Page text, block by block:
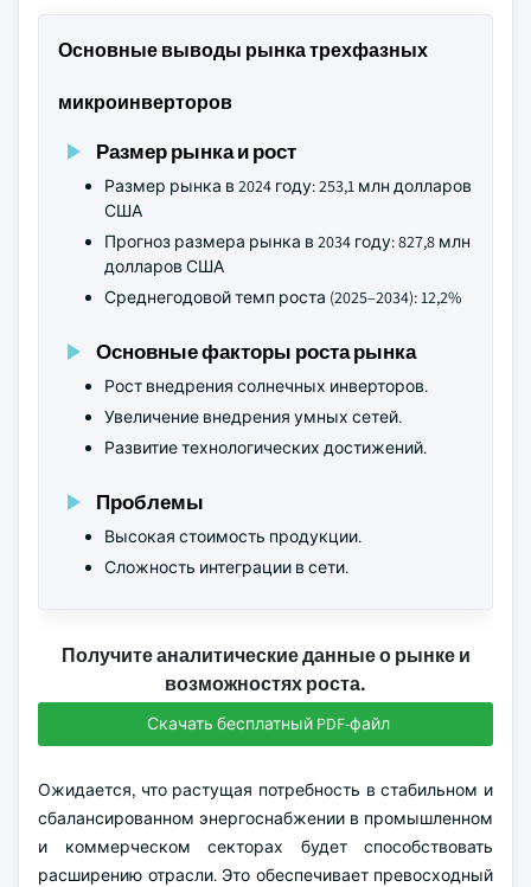
Основные выводы рынка трехфазных
микроинверторов
Размер рынка и рост
Размер рынка в 2024 году: 253,1 млн долларов
США
Прогноз размера рынка в 2034 году: 827,8 млн
долларов США
Среднегодовой темп роста (2025–2034): 12,2%
Основные факторы роста рынка
Рост внедрения солнечных инверторов.
Увеличение внедрения умных сетей.
Развитие технологических достижений.
Проблемы
Высокая стоимость продукции.
Сложность интеграции в сети.
Получите аналитические данные о рынке и
возможностях роста.
Скачать бесплатный PDF-файл
Ожидается, что растущая потребность в стабильном и
сбалансированном энергоснабжении в промышленном
и коммерческом секторах будет способствовать
расширению отрасли. Это обеспечивает превосходный